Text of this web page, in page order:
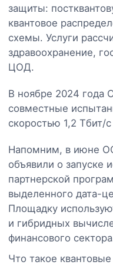
защиты:
квантовое
схемы. Услуги
здравоохранение,
ЦОД.
В ноябре 2024 года
совместные
скоростью 1,2 Тбит/
Напомним, в июне
объявили о запуске
партнерской
выделенного дата-
Площадку
и гибридных
финансового
Что такое